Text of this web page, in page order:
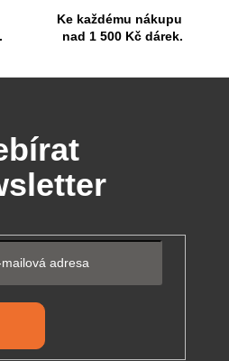
Ke každému nákupu
nad 1 500 Kč dárek.